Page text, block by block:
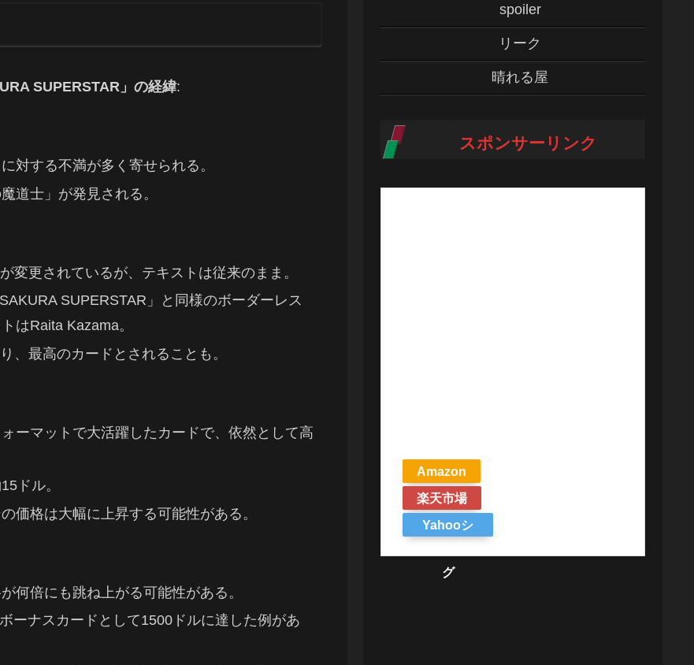
SUPERSTAR」の経緯:
対する不満が多く寄せられる。
道士」が発見される。
変更されているが、テキストは従来のまま。
SUPERSTAR」と同様のボーダーレス
はRaita Kazama。
、最高のカードとされることも。
ーマットで大活躍したカードで、依然として高
ドル。
価格は大幅に上昇する可能性がある。
何倍にも跳ね上がる可能性がある。
ーナスカードとして1500ドルに達した例があ
spoiler
リーク
晴れる屋
スポンサーリンク
Amazon
楽天市場
Yahooシ
グ